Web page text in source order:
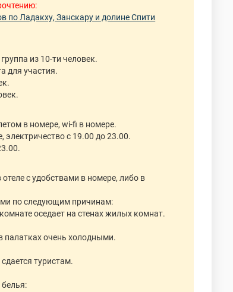
по Ладакху, Занскару и долине Спити
из 10-ти человек.
для участия.
в номере, wi-fi в номере.
электричество с 19.00 до 23.00.
с удобствами в номере, либо в
по следующим причинам:
оседает на стенах жилых комнат.
палатках очень холодными.
туристам.